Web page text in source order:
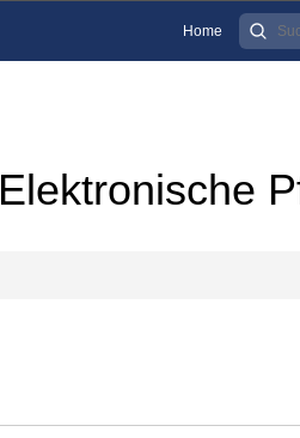
Home
Elektronische